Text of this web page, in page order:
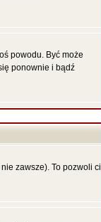
powodu. Być może
ponownie i bądź
zawsze). To pozwoli ci